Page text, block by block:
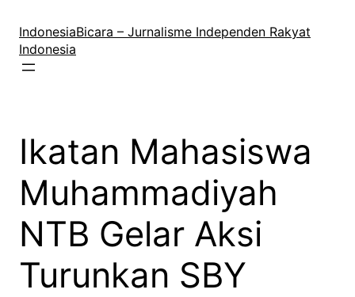
konten
IndonesiaBicara – Jurnalisme Independen Rakyat
Indonesia
Ikatan Mahasiswa
Muhammadiyah
NTB Gelar Aksi
Turunkan SBY